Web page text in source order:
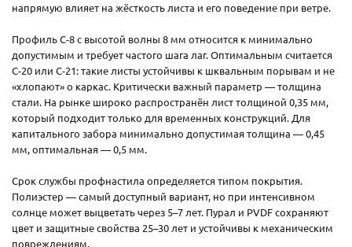
напрямую влияет на жёсткость листа и его поведение при ветре.
Профиль С-8 с высотой волны 8 мм относится к минимально
допустимым и требует частого шага лаг. Оптимальным считается
С-20 или С-21: такие листы устойчивы к шквальным порывам и не
«хлопают» о каркас. Критически важный параметр — толщина
стали. На рынке широко распространён лист толщиной 0,35 мм,
который подходит только для временных конструкций. Для
капитального забора минимально допустимая толщина — 0,45
мм, оптимальная — 0,5 мм.
Срок службы профнастила определяется типом покрытия.
Полиэстер — самый доступный вариант, но при интенсивном
солнце может выцветать через 5–7 лет. Пурал и PVDF сохраняют
цвет и защитные свойства 25–30 лет и устойчивы к механическим
повреждениям.